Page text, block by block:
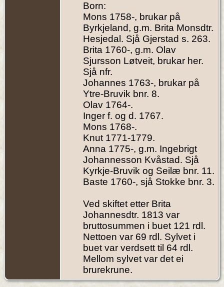
Born:
Mons 1758-, brukar på
Byrkjeland, g.m. Brita Monsdtr.
Hesjedal. Sjå Gjerstad s. 263.
Brita 1760-, g.m. Olav
Sjursson Løtveit, brukar her.
Sjå nfr.
Johannes 1763-, brukar på
Ytre-Bruvik bnr. 8.
Olav 1764-.
Inger f. og d. 1767.
Mons 1768-.
Knut 1771-1779.
Anna 1775-, g.m. Ingebrigt
Johannesson Kvåstad. Sjå
Kyrkje-Bruvik og Seilæ bnr. 11.
Baste 1760-, sjå Stokke bnr. 3.
Ved skiftet etter Brita
Johannesdtr. 1813 var
bruttosummen i buet 121 rdl.
Nettoen var 69 rdl. Sylvet i
buet var verdsett til 64 rdl.
Mellom sylvet var det ei
brurekrune.